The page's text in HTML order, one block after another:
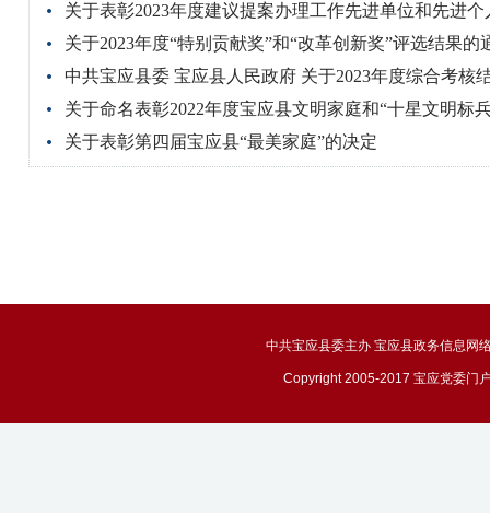
关于表彰2023年度建议提案办理工作先进单位和先进个
关于2023年度“特别贡献奖”和“改革创新奖”评选结果的
中共宝应县委 宝应县人民政府 关于2023年度综合考核
关于命名表彰2022年度宝应县文明家庭和“十星文明标
关于表彰第四届宝应县“最美家庭”的决定
中共宝应县委主办 宝应县政务信息网
Copyright 2005-2017 宝应党委门